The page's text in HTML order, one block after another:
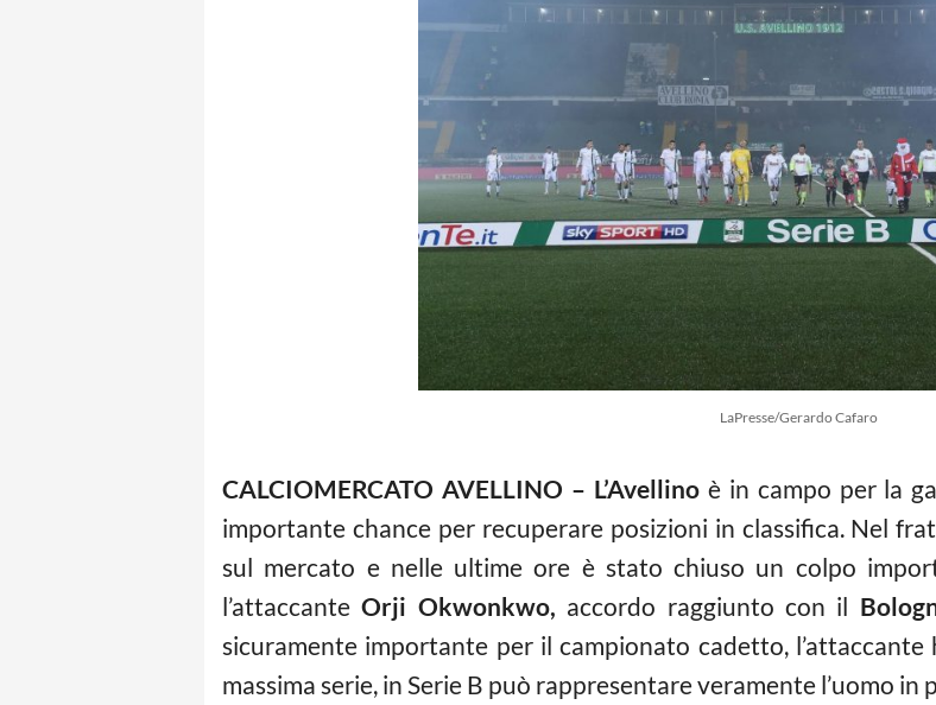
LaPresse/Gerardo Cafaro
CALCIOMERCATO AVELLINO – L’Avellinoè in campo per la
importante chance per recuperare posizioni in classifica. Nel
sul mercato e nelle ultime ore è stato chiuso un colpo
l’attaccanteOrji Okwonkwo, accordo raggiunto con il
sicuramente importante per il campionato cadetto, l’attaccante
massima serie, in Serie B può rappresentare veramente l’uomo in